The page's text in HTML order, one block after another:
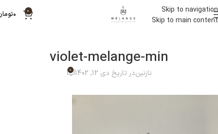
Skip to navigation
Skip to main content
0 ۰
violet-melange-min
نازنیندر تاریخ دی 12, 1402 0